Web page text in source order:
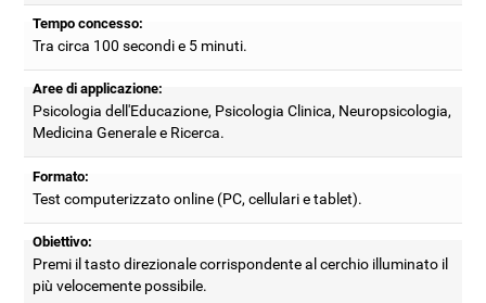
Tempo concesso:
Tra circa 100 secondi e 5 minuti.
Aree di applicazione:
Psicologia dell'Educazione, Psicologia Clinica, Neuropsicologia,
Medicina Generale e Ricerca.
Formato:
Test computerizzato online (PC, cellulari e tablet).
Obiettivo:
Premi il tasto direzionale corrispondente al cerchio illuminato il
più velocemente possibile.